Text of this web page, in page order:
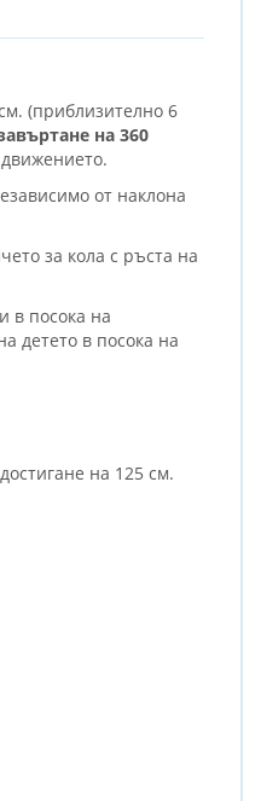
(приблизително 6
на 360
от наклона
за кола с ръста на
в посока на
детето в посока на
на 125 см.